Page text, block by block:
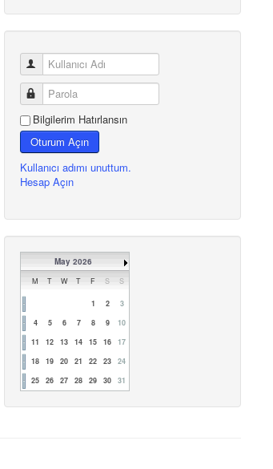
Bilgilerim Hatırlansın
Oturum Açın
Kullanıcı adımı unuttum.
Hesap Açın
May 2026
M T W T F S S
1 2
3
4
5 6 7 8 9
10
11
12 13 14 15 16
17
18
19 20 21 22 23
24
25
26 27 28 29 30 31